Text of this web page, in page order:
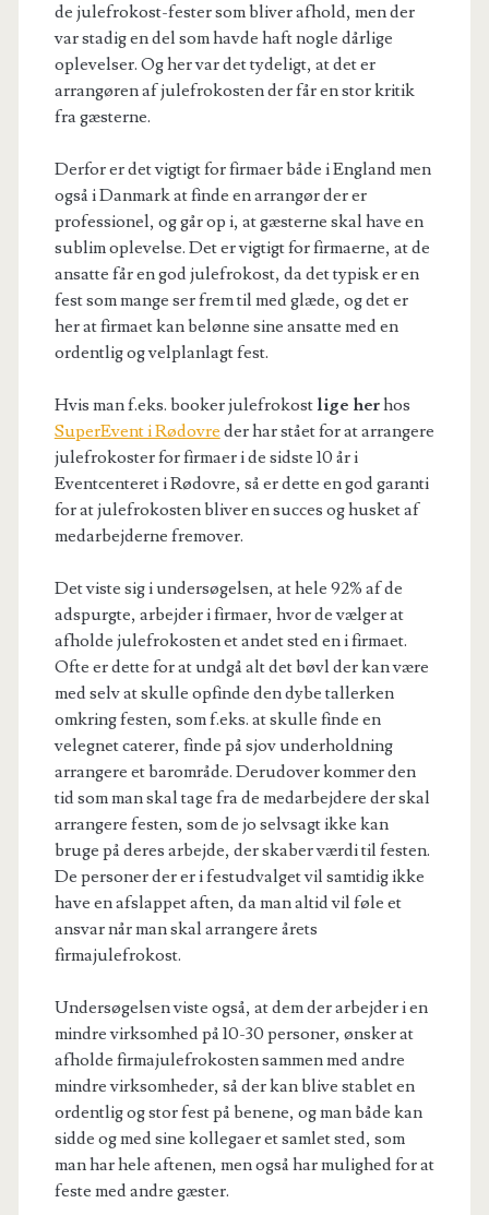
de julefrokost-fester som bliver afhold, men der
var stadig en del som havde haft nogle dårlige
oplevelser. Og her var det tydeligt, at det er
arrangøren af julefrokosten der får en stor kritik
fra gæsterne.
Derfor er det vigtigt for firmaer både i England men
også i Danmark at finde en arrangør der er
professionel, og går op i, at gæsterne skal have en
sublim oplevelse. Det er vigtigt for firmaerne, at de
ansatte får en god julefrokost, da det typisk er en
fest som mange ser frem til med glæde, og det er
her at firmaet kan belønne sine ansatte med en
ordentlig og velplanlagt fest.
Hvis man f.eks. booker julefrokost lige herhos
SuperEvent i Rødovre der har stået for at arrangere
julefrokoster for firmaer i de sidste 10 år i
Eventcenteret i Rødovre, så er dette en god garanti
for at julefrokosten bliver en succes og husket af
medarbejderne fremover.
Det viste sig i undersøgelsen, at hele 92% af de
adspurgte, arbejder i firmaer, hvor de vælger at
afholde julefrokosten et andet sted en i firmaet.
Ofte er dette for at undgå alt det bøvl der kan være
med selv at skulle opfinde den dybe tallerken
omkring festen, som f.eks. at skulle finde en
velegnet caterer, finde på sjov underholdning
arrangere et barområde. Derudover kommer den
tid som man skal tage fra de medarbejdere der skal
arrangere festen, som de jo selvsagt ikke kan
bruge på deres arbejde, der skaber værdi til festen.
De personer der er i festudvalget vil samtidig ikke
have en afslappet aften, da man altid vil føle et
ansvar når man skal arrangere årets
firmajulefrokost.
Undersøgelsen viste også, at dem der arbejder i en
mindre virksomhed på 10-30 personer, ønsker at
afholde firmajulefrokosten sammen med andre
mindre virksomheder, så der kan blive stablet en
ordentlig og stor fest på benene, og man både kan
sidde og med sine kollegaer et samlet sted, som
man har hele aftenen, men også har mulighed for at
feste med andre gæster.